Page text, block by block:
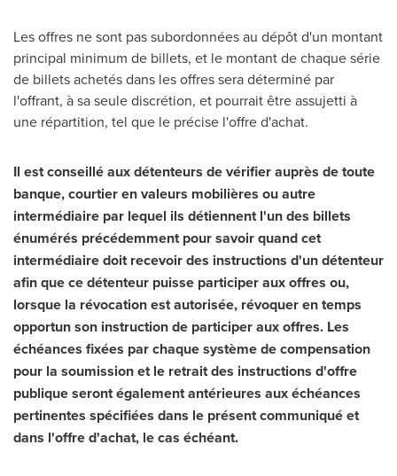
Les offres ne sont pas subordonnées au dépôt d'un montant
principal minimum de billets, et le montant de chaque série
de billets achetés dans les offres sera déterminé par
l'offrant, à sa seule discrétion, et pourrait être assujetti à
une répartition, tel que le précise l'offre d'achat.
Il est conseillé aux détenteurs de vérifier auprès de toute
banque, courtier en valeurs mobilières ou autre
intermédiaire par lequel ils détiennent l'un des billets
énumérés précédemment pour savoir quand cet
intermédiaire doit recevoir des instructions d'un détenteur
afin que ce détenteur puisse participer aux offres ou,
lorsque la révocation est autorisée, révoquer en temps
opportun son instruction de participer aux offres. Les
échéances fixées par chaque système de compensation
pour la soumission et le retrait des instructions d'offre
publique seront également antérieures aux échéances
pertinentes spécifiées dans le présent communiqué et
dans l'offre d'achat, le cas échéant.